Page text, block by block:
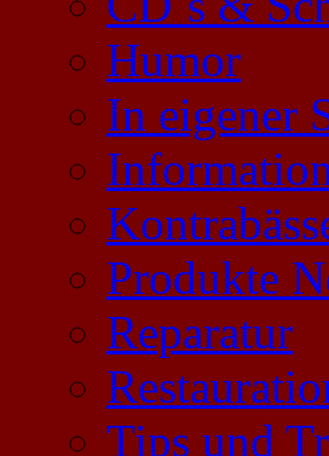
Humor
In eigener
Produkte
Reparatur
Tips und